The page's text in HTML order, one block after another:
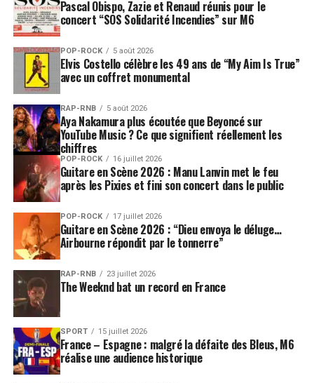
expérimentale et profondément sincère du groupe.
Sa publication officielle vient compléter un pan
longtemps manquant de leur discographie et confirme
l’importance de Brian Wilson comme l’un des
compositeurs les plus singuliers de la musique populaire
du XXᵉ siècle.
Un album culte enfin accessible
Avec cette sortie tardive mais très attendue,«
Adult/Child » trouve enfin la place qu’il mérite. Un
album hors normes, longtemps incompris, désormais
reconnu comme un témoignage précieux d’une époque
et d’un esprit créatif unique.
LES ALBUMS DES BEACH BOYS SONT DISPONIBLES
ICI
SUJETS ASSOCIÉS:
Pascal Obispo, Zazie et Renaud réunis pour le
concert “SOS Solidarité Incendies” sur M6
POP-ROCK 5 août 2026
Elvis Costello célèbre les 49 ans de “My Aim Is True”
avec un coffret monumental
RAP-RNB 5 août 2026
Aya Nakamura plus écoutée que Beyoncé sur
YouTube Music ? Ce que signifient réellement les
chiffres
POP-ROCK 16 juillet 2026
Guitare en Scène 2026 : Manu Lanvin met le feu
après les Pixies et fini son concert dans le public
POP-ROCK 17 juillet 2026
Guitare en Scène 2026 : “Dieu envoya le déluge…
Airbourne répondit par le tonnerre”
RAP-RNB 23 juillet 2026
The Weeknd bat un record en France
SPORT 15 juillet 2026
France – Espagne : malgré la défaite des Bleus, M6
réalise une audience historique